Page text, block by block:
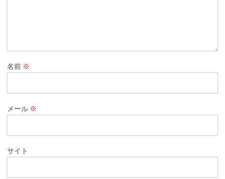
名前 ※
メール ※
サイト